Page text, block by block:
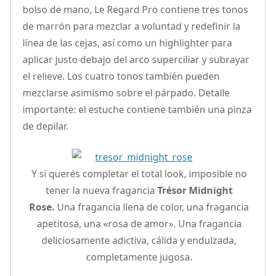
bolso de mano, Le Regard Pro contiene tres tonos
de marrón para mezclar a voluntad y redefinir la
línea de las cejas, así como un highlighter para
aplicar justo debajo del arco superciliar y subrayar
el relieve. Los cuatro tonos también pueden
mezclarse asimismo sobre el párpado. Detalle
importante: el estuche contiene también una pinza
de depilar.
Y si querés completar el total look, imposible no
tener la nueva fragancia Trésor Midnight
Rose. Una fragancia llena de color, una fragancia
apetitosa, una «rosa de amor». Una fragancia
deliciosamente adictiva, cálida y endulzada,
completamente jugosa.